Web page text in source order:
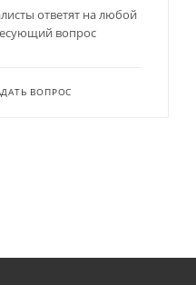
ответят на любой
вопрос
ВОПРОС